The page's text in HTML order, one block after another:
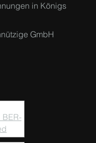
in Königs
GmbH